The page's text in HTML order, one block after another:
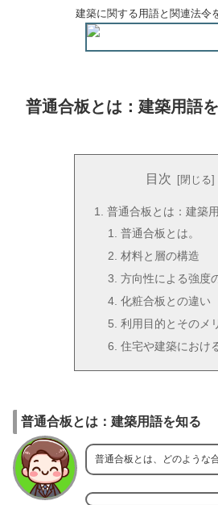
建築に関する用語と関連法令
普通合板とは：建築用語
目次
普通合板とは：建築
普通合板とは。
材料と層の構造
方向性による強度
化粧合板との違い
利用目的とそのメ
住宅や建築におけ
普通合板とは：建築用語を知る
普通合板とは、どのような